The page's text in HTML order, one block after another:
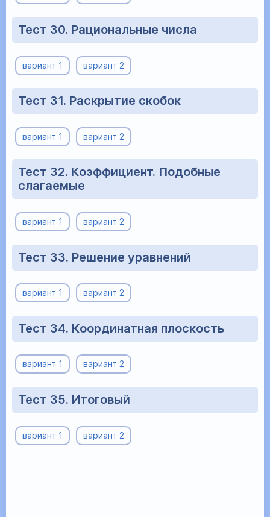
Тест 30. Рациональные числа
вариант 1 вариант 2
Тест 31. Раскрытие скобок
вариант 1 вариант 2
Тест 32. Коэффициент. Подобные
слагаемые
вариант 1 вариант 2
Тест 33. Решение уравнений
вариант 1 вариант 2
Тест 34. Координатная плоскость
вариант 1 вариант 2
Тест 35. Итоговый
вариант 1 вариант 2